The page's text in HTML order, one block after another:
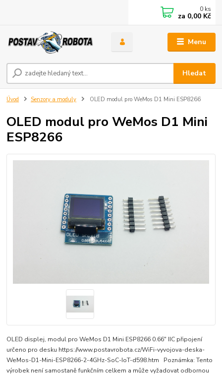
Menu
Hledat
0 ks
za 0,00 Kč
Úvod Senzory a moduly OLED modul pro WeMos D1 Mini ESP8266
OLED modul pro WeMos D1 Mini
ESP8266
OLED displej, modul pro WeMos D1 Mini ESP8266 0.66" IIC připojení
určeno pro desku https://www.postavrobota.cz/WiFi-vyvojova-deska-
WeMos-D1-Mini-ESP8266-2-4GHz-SoC-IoT-d598.htm Poznámka: Tento
výrobek není samostaně funkčním celkem a může vyžadovat odbornou